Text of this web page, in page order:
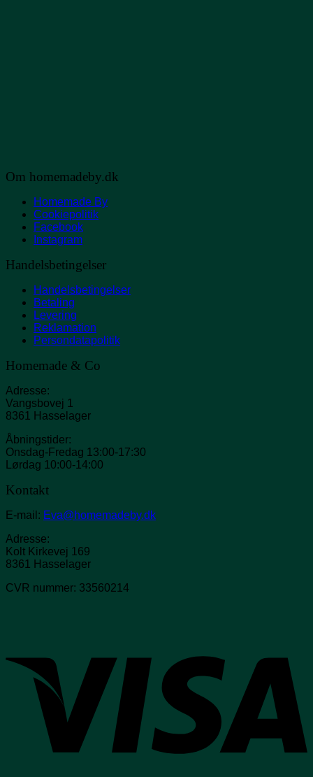
Om homemadeby.dk
Homemade By
Cookiepolitik
Facebook
Instagram
Handelsbetingelser
Handelsbetingelser
Betaling
Levering
Reklamation
Persondatapolitik
Homemade & Co
Adresse:
Vangsbovej 1
8361 Hasselager
Åbningstider:
Onsdag-Fredag 13:00-17:30
Lørdag 10:00-14:00
Kontakt
E-mail: Eva@homemadeby.dk
Adresse:
Kolt Kirkevej 169
8361 Hasselager
CVR nummer: 33560214